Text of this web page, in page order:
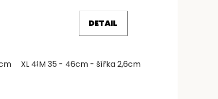
XL 48 - 63cm - šířka 4,3cm
DETAIL
M 35 - 46cm - šířka 2,6cm